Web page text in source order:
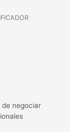
de negociar